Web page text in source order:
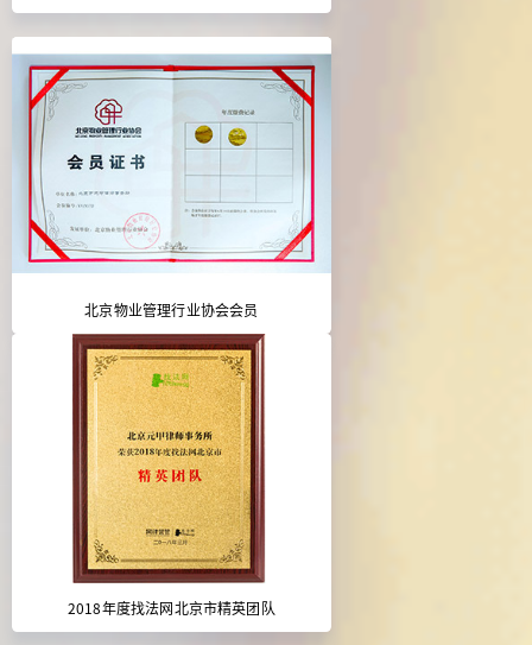
北京物业管理行业协会会员
2018年度找法网北京市精英团队